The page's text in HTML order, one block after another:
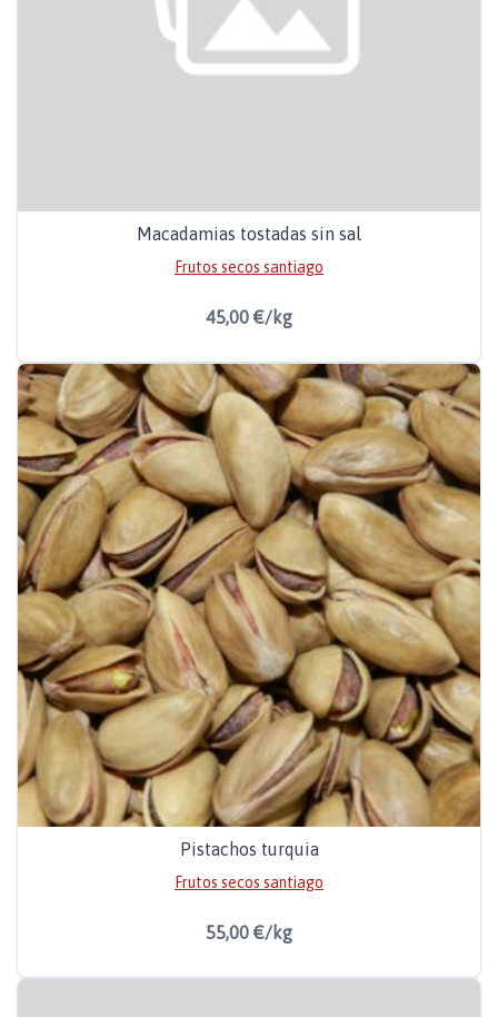
Macadamias tostadas sin sal
Frutos secos santiago
45,00 €/kg
Pistachos turquia
Frutos secos santiago
55,00 €/kg